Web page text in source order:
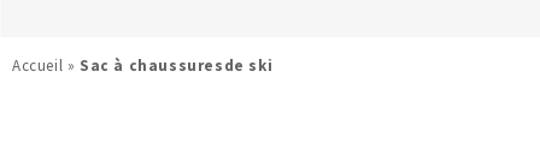
Accueil » Sac à chaussuresde ski